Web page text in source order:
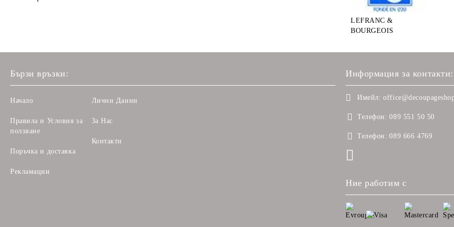
LEFRANC &
BOURGEOIS
Бързи връзки:
Начало
Правила и Условия за
ползване
Поръчка и доставка
Рекламации
Лични Данни
За Нас
Контакти
Информация за контакти:
Имейл:
Телефон: 089 551 50 50
Телефон: 089 666 4769
Ние работим с